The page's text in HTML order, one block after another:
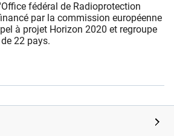
fédéral de Radioprotection
par la commission européenne
à projet Horizon 2020 et regroupe
22 pays.